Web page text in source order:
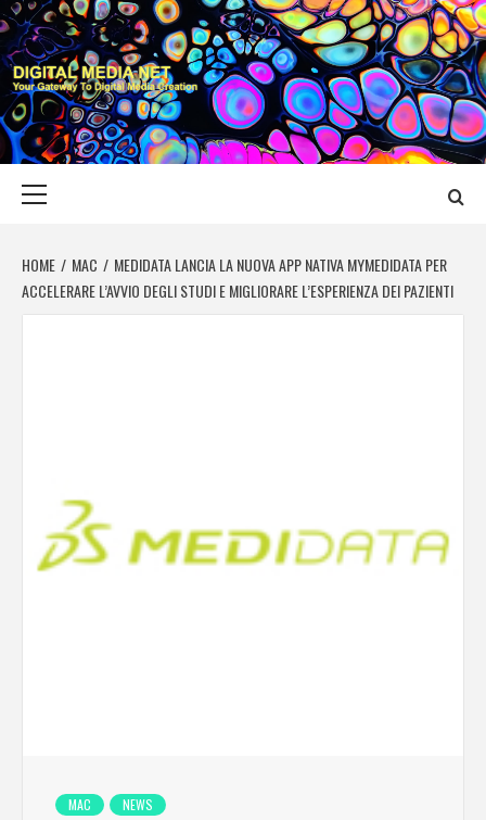
Skip
to
content
DIGITAL MEDIA
YOUR GATEWAY TO DIGITAL MEDIA CREATION
HOME MAC
MEDIDATA LANCIA LA NUOVA APP NATIVA MYMEDIDATA PER
ACCELERARE L’AVVIO DEGLI STUDI E MIGLIORARE L’ESPERIENZA DEI PAZIENTI
MAC NEWS